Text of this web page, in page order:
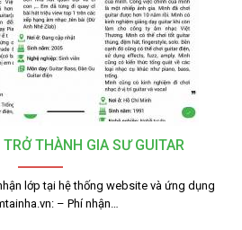
THÀNH GIA SƯ GUITAR
lớp tại hệ thống website và ứng dụng
– Phí nhận…